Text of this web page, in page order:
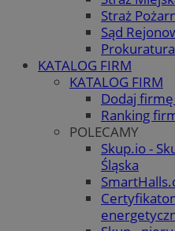
Straż
Sąd
KATALOG FIRM
KATALOG FIRM
Dodaj
Ranking
POLECAMY
Skup.io -
Śląska